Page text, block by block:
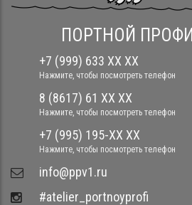
ПОРТНОЙ ПРОФИ
+7 (999) 633 XX XX
Нажмите, чтобы посмотреть телефон
8 (8617) 61 XX XX
Нажмите, чтобы посмотреть телефон
+7 (995) 195-XX XX
Нажмите, чтобы посмотреть телефон
​info@ppv1.ru
#atelier_portnoyprofi